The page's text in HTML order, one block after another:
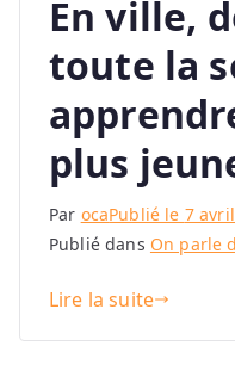
En ville,
toute la
plus
Par ocaPublié le 7
Publié dans On parle
Lire la suite